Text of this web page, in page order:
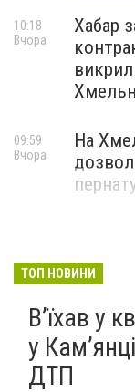
Хабар
10:18
Вчора
На
09:59
Вчора
ТОП НОВИНИ
Вʼїхав у
у
ДТП